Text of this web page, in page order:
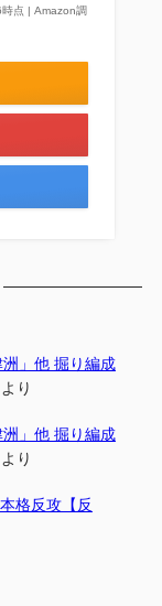
点 | Amazon調
洲」他 掘り編成
り
洲」他 掘り編成
より
格反攻【反